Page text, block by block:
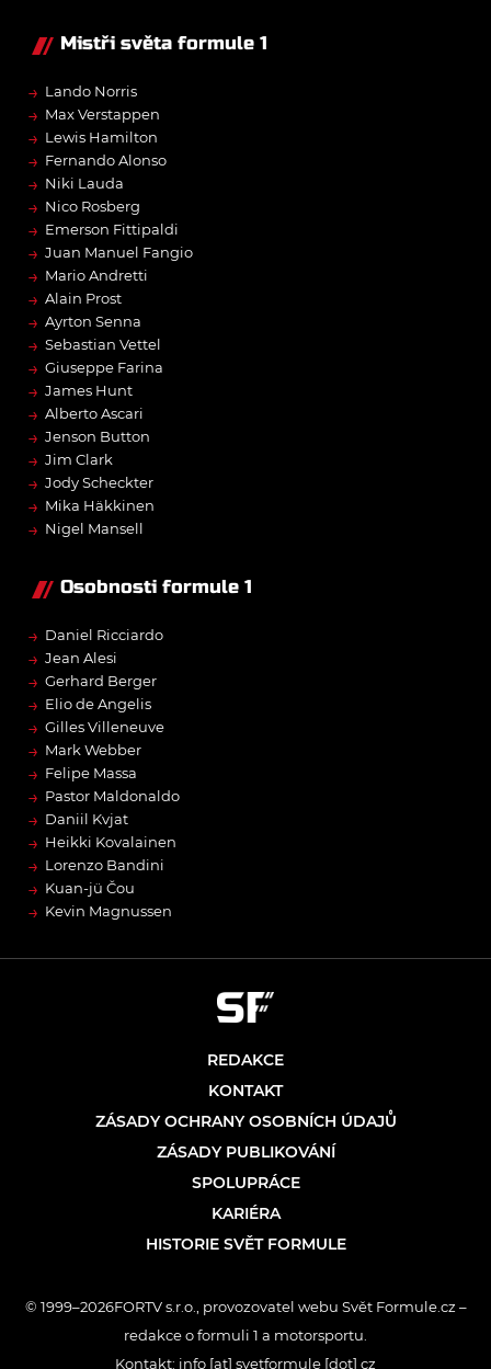
Mistři světa formule 1
→ Lando Norris
→ Max Verstappen
→ Lewis Hamilton
→ Fernando Alonso
→ Niki Lauda
→ Nico Rosberg
→ Emerson Fittipaldi
→ Juan Manuel Fangio
→ Mario Andretti
→ Alain Prost
→ Ayrton Senna
→ Sebastian Vettel
→ Giuseppe Farina
→ James Hunt
→ Alberto Ascari
→ Jenson Button
→ Jim Clark
→ Jody Scheckter
→ Mika Häkkinen
→ Nigel Mansell
Osobnosti formule 1
→ Daniel Ricciardo
→ Jean Alesi
→ Gerhard Berger
→ Elio de Angelis
→ Gilles Villeneuve
→ Mark Webber
→ Felipe Massa
→ Pastor Maldonaldo
→ Daniil Kvjat
→ Heikki Kovalainen
→ Lorenzo Bandini
→ Kuan-jü Čou
→ Kevin Magnussen
REDAKCE
KONTAKT
ZÁSADY OCHRANY OSOBNÍCH ÚDAJŮ
ZÁSADY PUBLIKOVÁNÍ
SPOLUPRÁCE
KARIÉRA
HISTORIE SVĚT FORMULE
© 1999–2026FORTV s.r.o., provozovatel webu Svět Formule.cz –
redakce o formuli 1 a motorsportu.
Kontakt: info [at] svetformule [dot] cz